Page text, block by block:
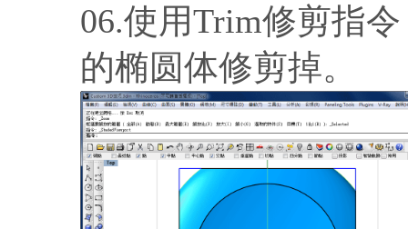
06.使用Trim修剪指
的椭圆体修剪掉。